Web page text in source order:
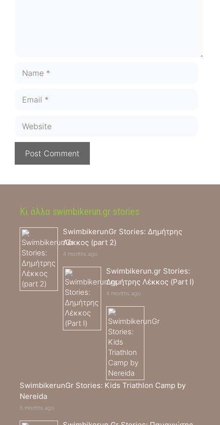
Κι άλλα swimbikerun.gr stories
SwimbikerunGr Stories: Δημήτρης
Λέκκος (part 2)
4 months ago
Swimbikerun.gr Stories:
Δημήτρης Λέκκος (Part I)
4 months ago
SwimbikerunGr Stories: Kids Triathlon Camp by
Nereida
5 months ago